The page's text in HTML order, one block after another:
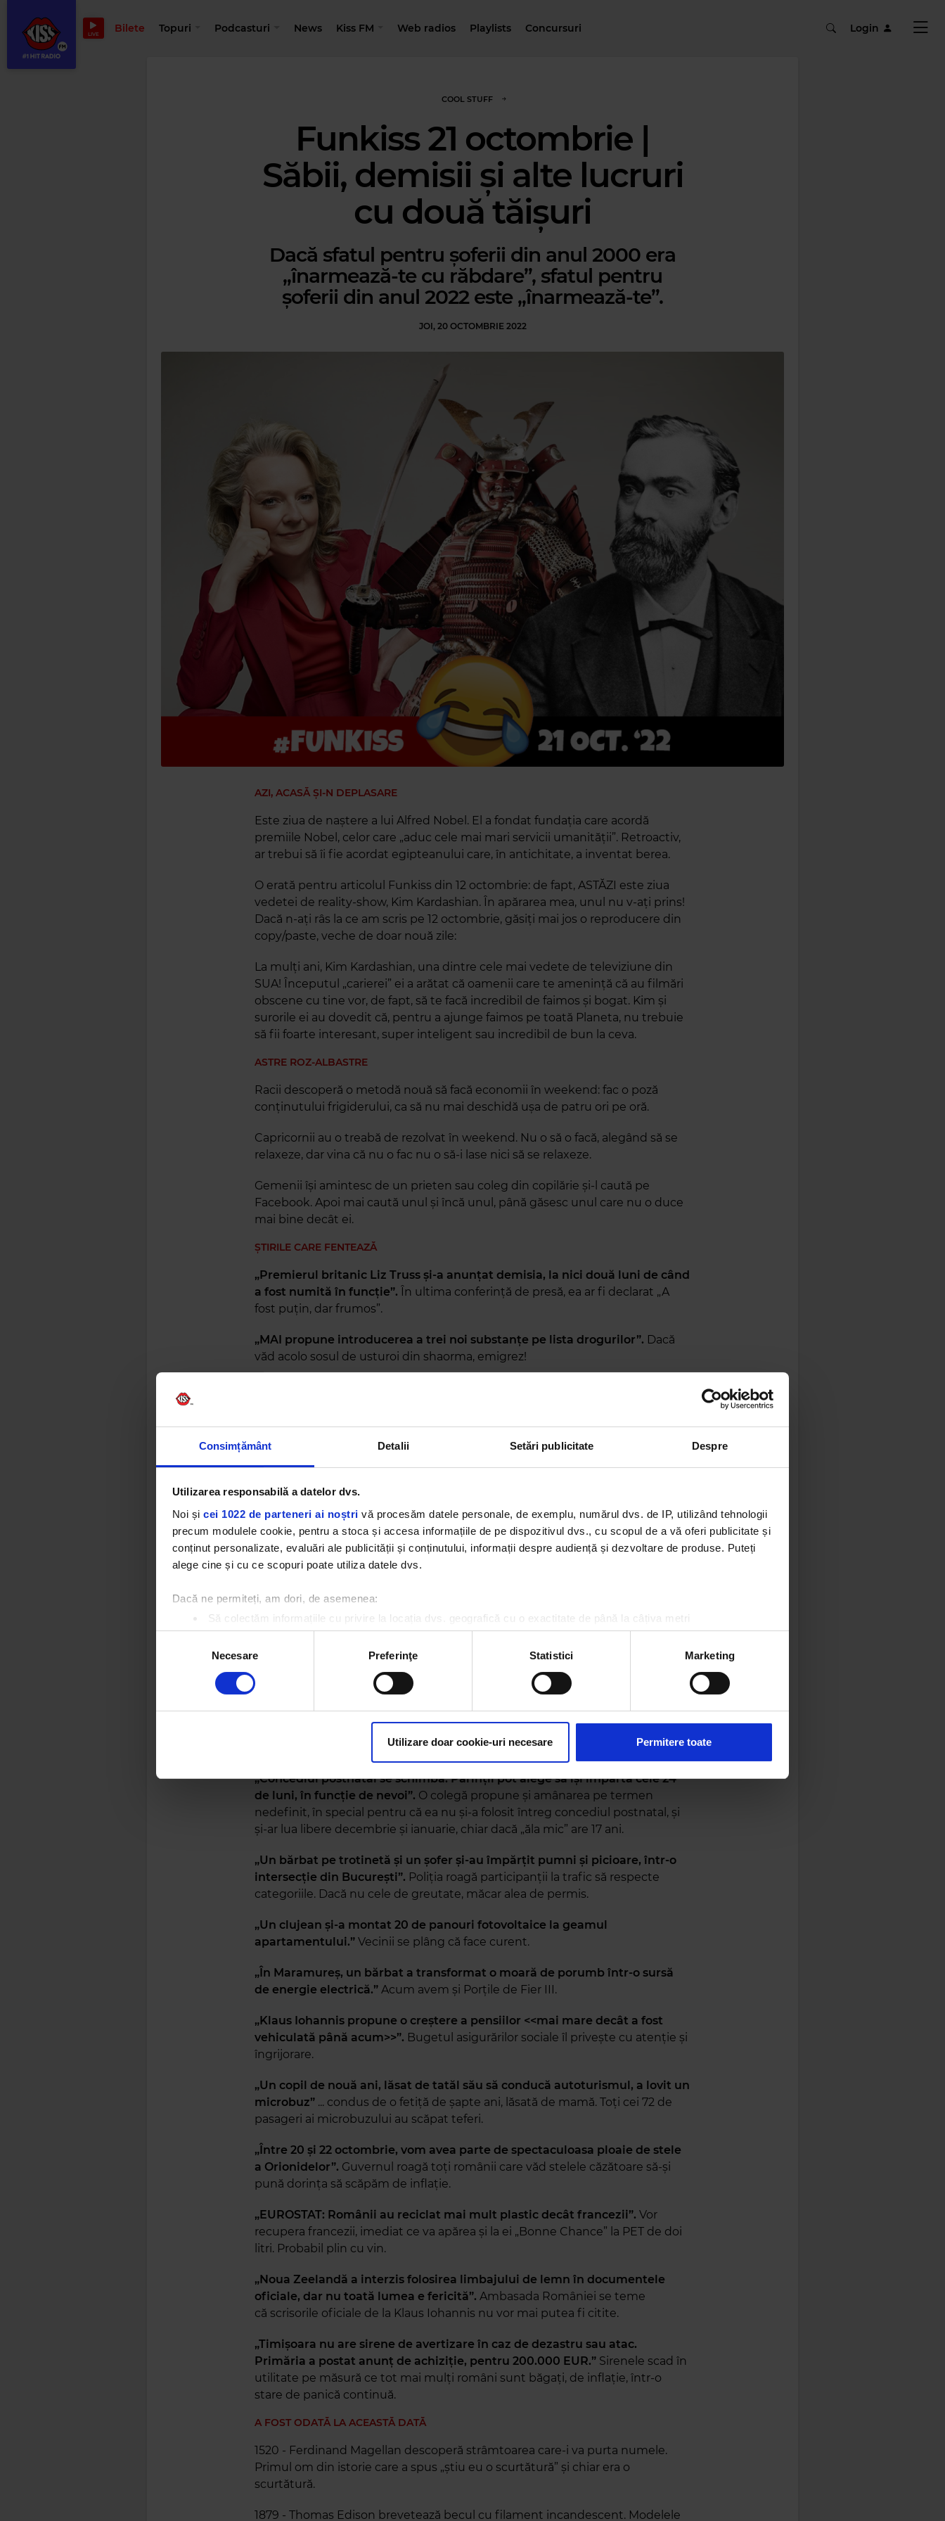
Consimțământ Detalii Setări publicitate Despre
Utilizarea responsabilă a datelor dvs.
Noi și cei 1022 de parteneri ai noștri vă procesăm datele personale, de exemplu, numărul dvs. de IP, utilizând tehnologii
precum modulele cookie, pentru a stoca și accesa informațiile de pe dispozitivul dvs., cu scopul de a vă oferi publicitate și
conținut personalizate, evaluări ale publicității și conținutului, informații despre audiență și dezvoltare de produse. Puteți
alege cine și cu ce scopuri poate utiliza datele dvs.
Dacă ne permiteți, am dori, de asemenea:
Să colectăm informațiile cu privire la locația dvs. geografică cu o exactitate de până la câțiva metri
Să vă identificăm dispozitivul scanândul-l în mod activ după caracteristici specifice (amprentare)
Găsiți mai multe informații despre procesarea datelor dvs. personale și configurați-vă preferințele la
secțiunea cu detalii
Vă puteți modifica sau retrage oricând acordul din Declarația despre modulele cookie.
traficul. De asemenea, le oferim partenerilor de rețele sociale, de publicitate și de analize informații cu privire la modul în
care folosiți site-ul nostru. Aceștia le pot combina cu alte informații oferite de dvs. sau culese în urma folosirii serviciilor
consimțământului
Necesare Preferinţe Statistici Marketing
Utilizare doar cookie-uri necesare Permitere toate
LIVE Bilete Topuri Podcasturi News Kiss FM Web radios Playlists Concursuri Login
COOL STUFF
Funkiss 21 octombrie |
Săbii, demisii și alte lucruri
cu două tăișuri
Dacă sfatul pentru șoferii din anul 2000 era
„înarmează-te cu răbdare”, sfatul pentru
șoferii din anul 2022 este „înarmează-te”.
JOI, 20 OCTOMBRIE 2022
AZI, ACASĂ ȘI-N DEPLASARE
Este ziua de naștere a lui Alfred Nobel. El a fondat fundația care acordă
premiile Nobel, celor care „aduc cele mai mari servicii umanității”. Retroactiv,
ar trebui să îi fie acordat egipteanului care, în antichitate, a inventat berea.
O erată pentru articolul Funkiss din 12 octombrie: de fapt, ASTĂZI este ziua
vedetei de reality-show, Kim Kardashian. În apărarea mea, unul nu v-ați prins!
Dacă n-ați râs la ce am scris pe 12 octombrie, găsiți mai jos o reproducere din
copy/paste, veche de doar nouă zile:
La mulți ani, Kim Kardashian, una dintre cele mai vedete de televiziune din
SUA! Începutul „carierei” ei a arătat că oamenii care te amenință că au filmări
obscene cu tine vor, de fapt, să te facă incredibil de faimos și bogat. Kim și
surorile ei au dovedit că, pentru a ajunge faimos pe toată Planeta, nu trebuie
să fii foarte interesant, super inteligent sau incredibil de bun la ceva.
ASTRE ROZ-ALBASTRE
Racii descoperă o metodă nouă să facă economii în weekend: fac o poză
conținutului frigiderului, ca să nu mai deschidă ușa de patru ori pe oră.
Capricornii au o treabă de rezolvat în weekend. Nu o să o facă, alegând să se
relaxeze, dar vina că nu o fac nu o să-i lase nici să se relaxeze.
Gemenii își amintesc de un prieten sau coleg din copilărie și-l caută pe
Facebook. Apoi mai caută unul și încă unul, până găsesc unul care nu o duce
mai bine decât ei.
ȘTIRILE CARE FENTEAZĂ
„Premierul britanic Liz Truss și-a anunțat demisia, la nici două luni de când
a fost numită în funcție”. În ultima conferință de presă, ea ar fi declarat „A
fost puțin, dar frumos”.
„MAI propune introducerea a trei noi substanţe pe lista drogurilor”. Dacă
văd acolo sosul de usturoi din shaorma, emigrez!
„Ciucă le-a declarat prefecților că nu acceptă trecerea școlilor în online
pentru că nu există termie în vreo școală”.
„Amenințări cu sabia pe Calea Victoriei, după o șicanare în trafic.
Agresorul a fost reținut”.Românii cer de mult o „țară ca afară” și uite-o! Este
Japonia feudală, SURPRIZĂ!
„Un avion rusesc a tras o rachetă spre un avion britanic ce patrula
deasupra Mării Negre. Reacţia ruşilor: defecţiune tehnică, nu gest
premeditat al pilotului”.Putem să-i credem, avionul având aproape
jumătate de secol, iar pilotul fiind, probabil, un fost șofer de taxi din Moscova,
„O bătrânică din Satu Mare a leşinat când s-a trezit cu mascaţii peste ea.
Forţele speciale greşiseră etajul în căutarea unui traficant de droguri”.
ușor în categoria de droguri grele.
„Concediul postnatal se schimbă. Părinţii pot alege să își împartă cele 24
de luni, în funcţie de nevoi”. O colegă propune și amânarea pe termen
nedefinit, în special pentru că ea nu și-a folosit întreg concediul postnatal, și
și-ar lua libere decembrie și ianuarie, chiar dacă „ăla mic” are 17 ani.
„Un bărbat pe trotinetă și un șofer și-au împărțit pumni și picioare, într-o
intersecție din București”. Poliția roagă participanții la trafic să respecte
categoriile. Dacă nu cele de greutate, măcar alea de permis.
„Un clujean şi-a montat 20 de panouri fotovoltaice la geamul
apartamentului.”Vecinii se plâng că face curent.
„În Maramureş, un bărbat a transformat o moară de porumb într-o sursă
de energie electrică.”Acum avem și Porțile de Fier III.
„Klaus Iohannis propune o creștere a pensiilor <<mai mare decât a fost
vehiculată până acum>>”. Bugetul asigurărilor sociale îl privește cu atenție și
îngrijorare.
„Un copil de nouă ani, lăsat de tatăl său să conducă autoturismul, a lovit un
microbuz” ... condus de o fetiță de șapte ani, lăsată de mamă. Toți cei 72 de
pasageri ai microbuzului au scăpat teferi.
„Între 20 şi 22 octombrie, vom avea parte de spectaculoasa ploaie de stele
a Orionidelor”. Guvernul roagă toți românii care văd stelele căzătoare să-și
pună dorința să scăpăm de inflație.
„EUROSTAT: Românii au reciclat mai mult plastic decât francezii”. Vor
recupera francezii, imediat ce va apărea și la ei „Bonne Chance” la PET de doi
litri. Probabil plin cu vin.
„Noua Zeelandă a interzis folosirea limbajului de lemn în documentele
oficiale, dar nu toată lumea e fericită”. Ambasada României se teme
că scrisorile oficiale de la Klaus Iohannis nu vor mai putea fi citite.
„Timișoara nu are sirene de avertizare în caz de dezastru sau atac.
Primăria a postat anunț de achiziție, pentru 200.000 EUR.”Sirenele scad în
utilitate pe măsură ce tot mai mulți români sunt băgați, de inflație, într-o
stare de panică continuă.
A FOST ODATĂ LA ACEASTĂ DATĂ
1520 - Ferdinand Magellan descoperă strâmtoarea care-i va purta numele.
Primul om din istorie care a spus „știu eu o scurtătură” și chiar era o
scurtătură.
1879 - Thomas Edison brevetează becul cu filament incandescent. Modelele